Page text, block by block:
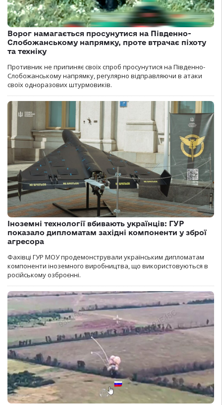
Ворог намагається просунутися на Південно-
Слобожанському напрямку, проте втрачає піхоту
та техніку
Противник не припиняє своїх спроб просунутися на Південно-
Слобожанському напрямку, регулярно відправляючи в атаки
своїх одноразових штурмовиків.
Іноземні технології вбивають українців: ГУР
показало дипломатам західні компоненти у зброї
агресора
Фахівці ГУР МОУ продемонстрували українським дипломатам
компоненти іноземного виробництва, що використовуються в
російському озброєнні.